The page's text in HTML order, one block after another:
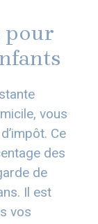
pour
vous
Ce
des
de
Il est
vos